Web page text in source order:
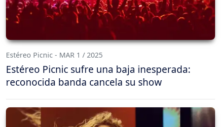
Estéreo Picnic - MAR 1 / 2025
Estéreo Picnic sufre una baja inesperada:
reconocida banda cancela su show